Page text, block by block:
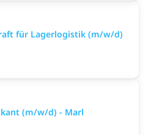
für Lagerlogistik (m/w/d)
(m/w/d) - Marl